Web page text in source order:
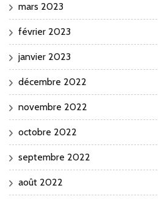
mars 2023
février 2023
janvier 2023
décembre 2022
novembre 2022
octobre 2022
septembre 2022
août 2022